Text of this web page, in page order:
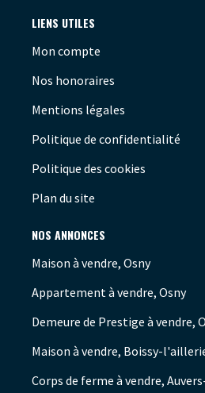
LIENS UTILES
Mon compte
Nos honoraires
Mentions légales
Politique de confidentialité
Politique des cookies
Plan du site
NOS ANNONCES
Maison à vendre, Osny
Appartement à vendre, Osny
Demeure de Prestige à vendre,
Maison à vendre, Boissy-
Corps de ferme à vendre,